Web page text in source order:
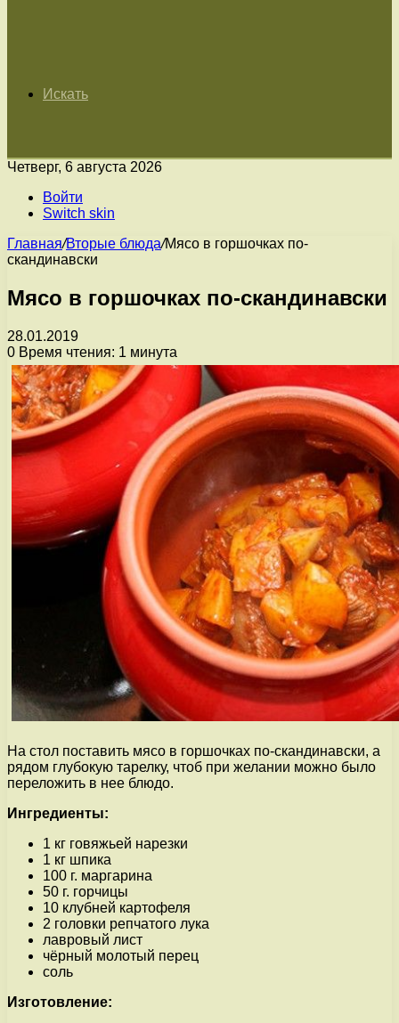
Искать
Четверг, 6 августа 2026
Войти
Switch skin
Главная/Вторые блюда/Мясо в горшочках по-
скандинавски
Мясо в горшочках по-скандинавски
28.01.2019
0 Время чтения: 1 минута
На стол поставить мясо в горшочках по-скандинавски, а
рядом глубокую тарелку, чтоб при желании можно было
переложить в нее блюдо.
Ингредиенты:
1 кг говяжьей нарезки
1 кг шпика
100 г. маргарина
50 г. горчицы
10 клубней картофеля
2 головки репчатого лука
лавровый лист
чёрный молотый перец
соль
Изготовление: